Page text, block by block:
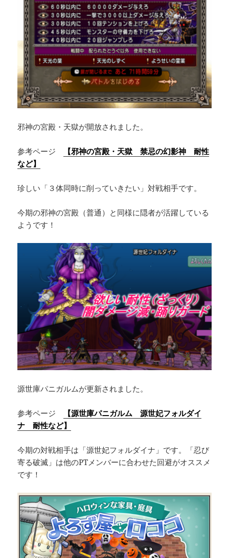
邪神の宮殿・天獄が開放されました。
参考ページ
【邪神の宮殿・天獄 禁忌の幻影神 耐性
など】
珍しい「３体同時に削っていきたい」対戦相手です。
今期の邪神の宮殿（普通）と同様に隠者が活躍している
ようです！
源世庫パニガルムが更新されました。
参考ページ
【源世庫パニガルム 源世妃フォルダイ
ナ 耐性など】
今期の対戦相手は「源世妃フォルダイナ」です。「忍び
寄る破滅」は他のPTメンバーに合わせた回避がオススメ
です！